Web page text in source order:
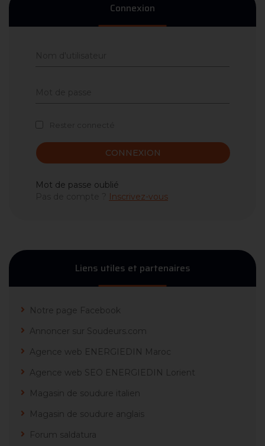
Connexion
CONNEXION
Mot de passe oublié
Inscrivez-vous
Liens utiles et partenaires
Notre page Facebook
Annoncer sur Soudeurs.com
Agence web ENERGIEDIN Maroc
Agence web SEO ENERGIEDIN Lorient
Magasin de soudure italien
Magasin de soudure anglais
Forum saldatura